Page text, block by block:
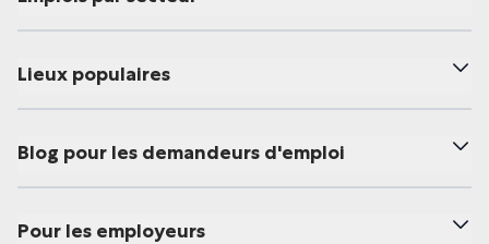
Lieux populaires
Blog pour les demandeurs d'emploi
Pour les employeurs